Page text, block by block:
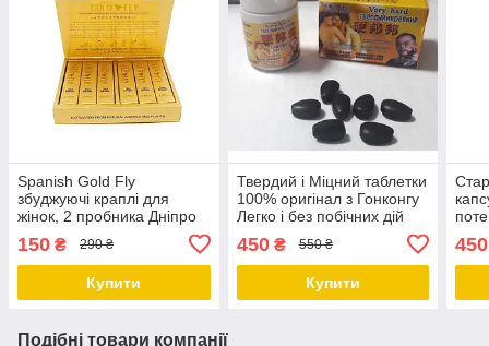
Spanish Gold Fly
збуджуючі краплі для
жінок, 2 пробника Дніпро
150 ₴ 290 ₴
Купити
Твердий і Міцний таблетки
100% оригінал з Гонконгу
Легко і без побічних дій
450₴ 550 ₴
Купити
450
Подібні товари компанії